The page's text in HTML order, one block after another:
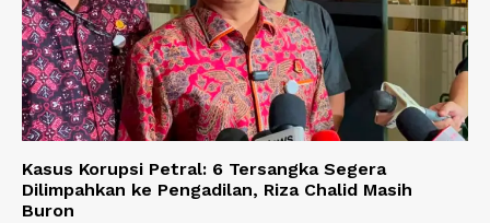
Kasus Korupsi Petral: 6 Tersangka Segera
Dilimpahkan ke Pengadilan, Riza Chalid Masih
Buron